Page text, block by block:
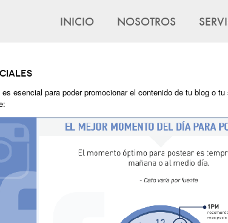
INICIO NOSOTROS
esencial para poder promocionar el contenido de tu blog